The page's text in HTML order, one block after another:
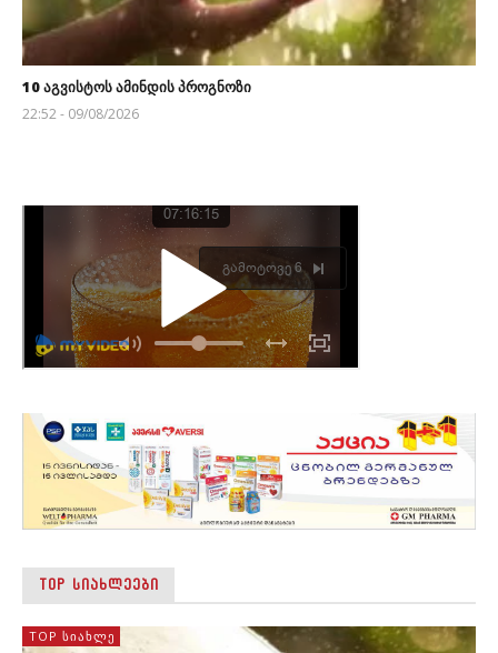
10 აგვისტოს ამინდის პროგნოზი
22:52 - 09/08/2026
TOP ᲡᲘᲐᲮᲚᲔᲔᲑᲘ
TOP ᲡᲘᲐᲮᲚᲔ